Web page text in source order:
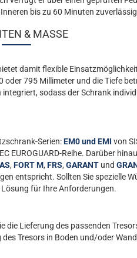
bis zu 60 Minuten
& MASSE
damit flexible
795 Millimeter und die Tiefe
sodass der Schrank
Serien:EM0 und EMI von
EUROGUARD-Reihe. Darüber
, FORT M, FRS, GARANTund
entspricht. Sollten Sie spezielle
für Ihre Anforderungen.
die Lieferung des passenden
Tresors in Boden und/oder